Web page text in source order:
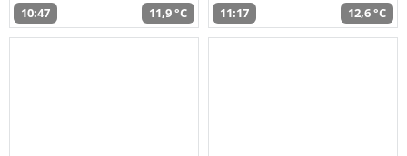
10:47 11,9 °C 11:17 12,6 °C